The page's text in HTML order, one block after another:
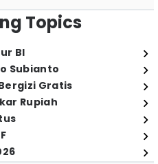
Topics
BI
Subianto
Gratis
Rupiah